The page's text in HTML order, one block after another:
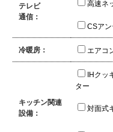
テレビ
通信：
高速ネ
CSア
冷暖房： エアコ
キッチン関連
設備：
IHクッ
ター
対面式